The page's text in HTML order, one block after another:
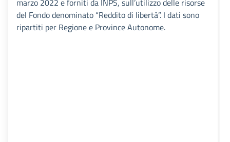
marzo 2022 e forniti da INPS, sull’utilizzo delle risorse
del Fondo denominato “Reddito di libertà”. I dati sono
ripartiti per Regione e Province Autonome.